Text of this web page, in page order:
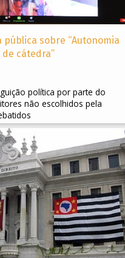
sobre “Autonomia
cátedra”
política por parte do
não escolhidos pela